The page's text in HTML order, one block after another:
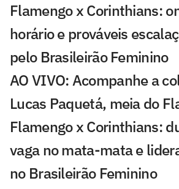
Flamengo x Corinthians:
horário e prováveis
pelo Brasileirão Feminino
AO VIVO: Acompanhe a
Lucas Paquetá, meia do
Flamengo x Corinthians:
vaga no mata-mata e
no Brasileirão Feminino